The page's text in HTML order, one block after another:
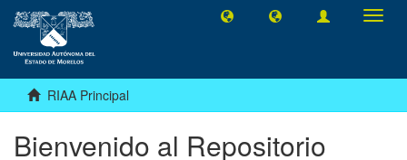
RIAA Principal
Bienvenido al Repositorio